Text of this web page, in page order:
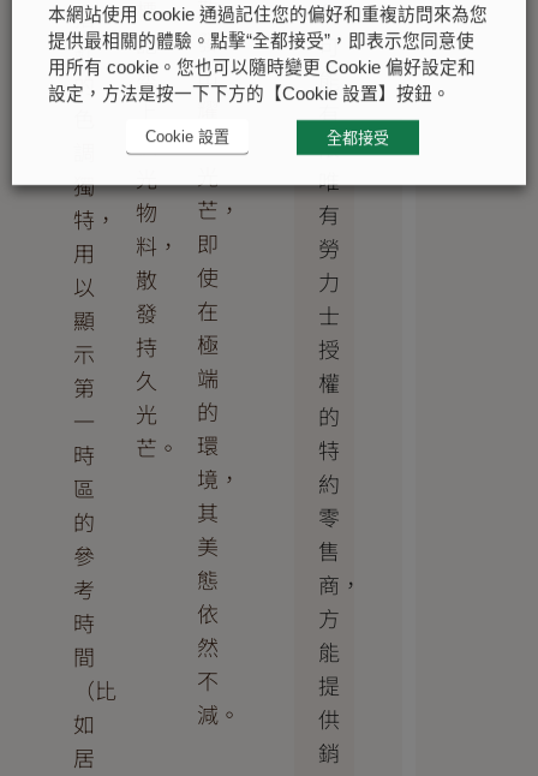
指
針
的
獨
特，
用
以
顯
示
第
一
時
區
的
參
考
時
間
（比
如
居
標
記
塗
上
夜
光
物
料，
散
發
持
久
光
芒。
散
發
出
耀
目
光
芒，
即
使
在
極
端
的
環
境，
其
美
態
依
然
不
減。
貨
可
能
有
限。
唯
有
勞
力
士
授
權
的
特
約
零
售
商，
方
能
提
供
銷
本網站使用 cookie 通過記住您的偏好和重複訪問來為您
提供最相關的體驗。點擊“全都接受”，即表示您同意使
用所有 cookie。您也可以隨時變更 Cookie 偏好設定和
設定，方法是按一下下方的【Cookie 設置】按鈕。
Cookie 設置 全都接受